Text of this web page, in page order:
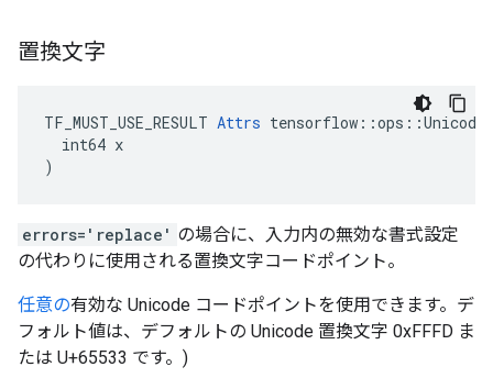
置換文字
TF_MUST_USE_RESULT Attrs
  int64 x
)
errors='replace' の場合に、入力内の無効な書式設定
の代わりに使用される置換文字コードポイント。
任意の有効な Unicode コードポイントを使用できます。デ
フォルト値は、デフォルトの Unicode 置換文字 0xFFFD ま
たは U+65533 です。)